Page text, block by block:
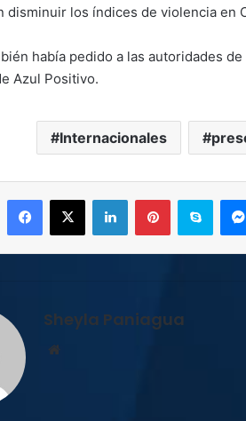
disminuir los índices de violencia en
había pedido a las autoridades
Azul Positivo.
Internacionales
Facebook
X LinkedInPinterestSkype
Sheyla Paniagua